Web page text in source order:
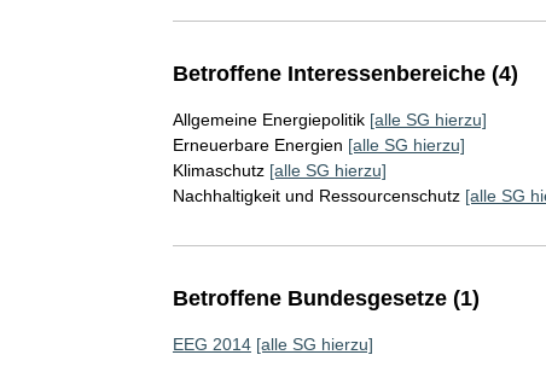
Betroffene Interessenbereiche (4)
Allgemeine Energiepolitik [alle SG hierzu]
Erneuerbare Energien [alle SG hierzu]
Klimaschutz [alle SG hierzu]
Nachhaltigkeit und Ressourcenschutz [alle SG
Betroffene Bundesgesetze (1)
EEG 2014 [alle SG hierzu]